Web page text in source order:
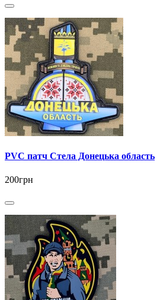
PVC патч Стела Донецька область
200грн